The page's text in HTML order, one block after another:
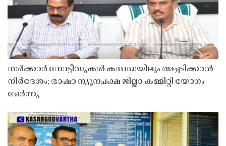
സർക്കാർ നോട്ടീസുകൾ കന്നഡയിലും അച്ചടിക്കാൻ
നിർദേശം; ഭാഷാ ന്യൂനപക്ഷ ജില്ലാ കമ്മിറ്റി യോഗം
ചേർന്നു